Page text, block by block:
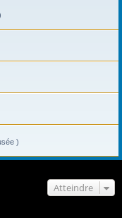
)
Atteindre